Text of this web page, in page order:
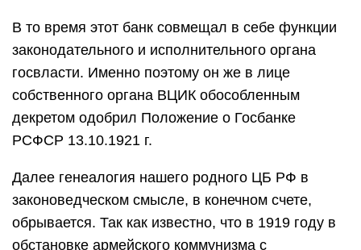
В то время этот банк совмещал в себе функции
законодательного и исполнительного органа
госвласти. Именно поэтому он же в лице
собственного органа ВЦИК обособленным
декретом одобрил Положение о Госбанке
РСФСР 13.10.1921 г.
Далее генеалогия нашего родного ЦБ РФ в
законоведческом смысле, в конечном счете,
обрывается. Так как известно, что в 1919 году в
обстановке армейского коммунизма с